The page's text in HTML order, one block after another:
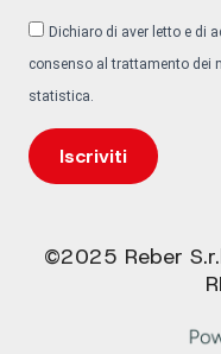
Dichiaro di aver letto e di
consenso al trattamento dei
statistica.
Iscriviti
©2025 Reber